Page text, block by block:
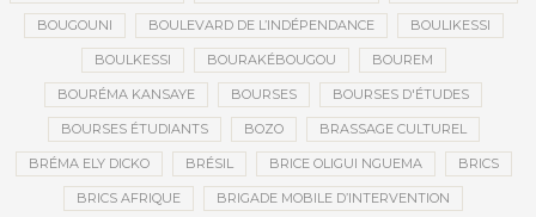
BOUGOUNI BOULEVARD DE L’INDÉPENDANCE BOULIKESSI
BOULKESSI BOURAKÉBOUGOU BOUREM
BOURÉMA KANSAYE BOURSES BOURSES D'ÉTUDES
BOURSES ÉTUDIANTS BOZO BRASSAGE CULTUREL
BRÉMA ELY DICKO BRÉSIL BRICE OLIGUI NGUEMA BRICS
BRICS AFRIQUE BRIGADE MOBILE D’INTERVENTION